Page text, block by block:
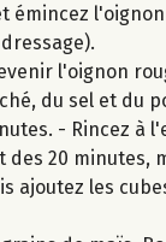
émincez
l'oignon
du sel et du
- Rincez à
20 minutes,
ajoutez les